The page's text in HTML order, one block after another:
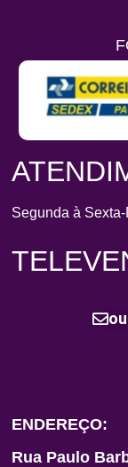
Segunda à
ENDEREÇO:
Rua Paulo